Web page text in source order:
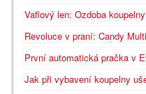
Vaflový len: Ozdoba
Revoluce v praní: Candy
První automatická pračka v
Jak při vybavení koupelny